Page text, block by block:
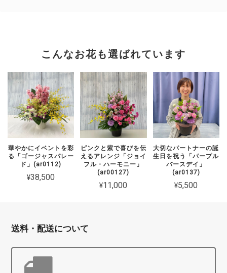
こんなお花も選ばれています
華やかにイベントを彩
る「ゴージャスパレー
ド」(ar0112)
¥38,500
ピンクと紫で喜びを伝
えるアレンジ「ジョイ
フル・ハーモニー」
(ar00127)
¥11,000
大切なパートナーの誕
生日を祝う「パープル
バースデイ」
(ar0137)
¥5,500
送料・配送について